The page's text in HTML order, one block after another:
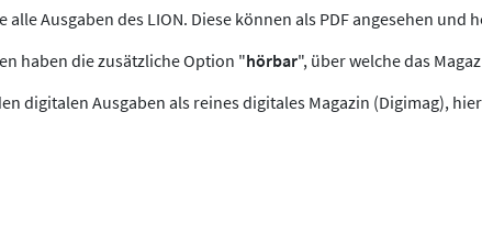
alle Ausgaben des LION. Diese können als PDF angesehen und
haben die zusätzliche Option "hörbar", über welche das
digitalen Ausgaben als reines digitales Magazin (Digimag),